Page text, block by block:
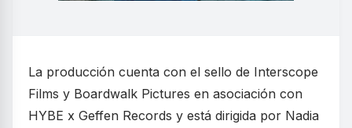
La producción cuenta con el sello de Interscope
Films y Boardwalk Pictures en asociación con
HYBE x Geffen Records y está dirigida por Nadia